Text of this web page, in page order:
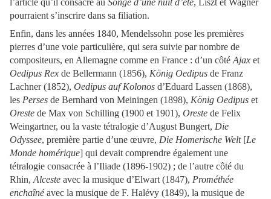
l’article qu’il consacre au Songe d’une nuit d’été, Liszt et Wagner
pourraient s’inscrire dans sa filiation.
Enfin, dans les années 1840, Mendelssohn pose les premières
pierres d’une voie particulière, qui sera suivie par nombre de
compositeurs, en Allemagne comme en France : d’un côté Ajax et
Oedipus Rex de Bellermann (1856), König Oedipus de Franz
Lachner (1852), Oedipus auf Kolonos d’Eduard Lassen (1868),
les Perses de Bernhard von Meiningen (1898), König Oedipus et
Oreste de Max von Schilling (1900 et 1901), Oreste de Felix
Weingartner, ou la vaste tétralogie d’August Bungert, Die
Odyssee, première partie d’une œuvre, Die Homerische Welt[Le
Monde homérique] qui devait comprendre également une
tétralogie consacrée à l’Iliade (1896-1902) ; de l’autre côté du
Rhin, Alceste avec la musique d’Elwart (1847), Prométhée
enchaînéavec la musique de F. Halévy (1849), la musique de